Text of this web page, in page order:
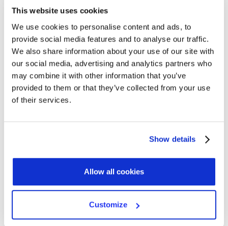
This website uses cookies
We use cookies to personalise content and ads, to
provide social media features and to analyse our traffic.
We also share information about your use of our site with
our social media, advertising and analytics partners who
may combine it with other information that you’ve
provided to them or that they’ve collected from your use
of their services.
Show details
Allow all cookies
Customize
modello di documento per il registro delle attività di
formazione.
Questo modello di documento mette a disposizione
anche ilsegnaposto condizionale:
di apertura {#se_no_note}
e chiusura
solo se l’organizzazione non ha inserito le
note riguardo ai motivi per cui non ha designato un
Questo modello di documento mette a disposizione il